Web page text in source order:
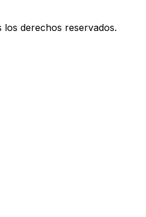
los derechos reservados.